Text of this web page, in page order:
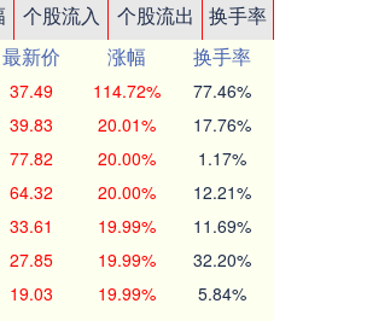
个股流入 个股流出
换手率
最新价 涨幅
换手率
37.49 114.72% 77.46%
39.83 20.01% 17.76%
77.82 20.00% 1.17%
64.32 20.00% 12.21%
33.61 19.99% 11.69%
27.85 19.99% 32.20%
19.03 19.99% 5.84%